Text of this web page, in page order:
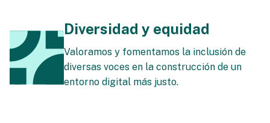
Diversidad y equidad
Valoramos y fomentamos la inclusión de
diversas voces en la construcción de un
entorno digital más justo.